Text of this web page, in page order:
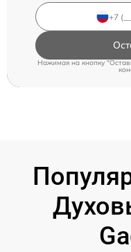
Нажимая на кнопку